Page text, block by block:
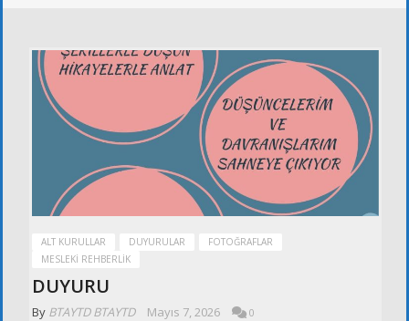
ALT KURULLAR DUYURULAR
FOTOĞRAFLAR
MESLEKI REHBERLIK
DUYURU
By BTAYTD BTAYTD Mayıs 7, 2026 0